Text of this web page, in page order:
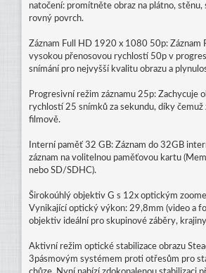
natočení: promítněte obraz na plátno,
rovný povrch.
Záznam Full HD 1920 x 1080 50p: Záznam
vysokou přenosovou rychlostí 50p v
snímání pro nejvyšší kvalitu obrazu a
Progresivní režim záznamu 25p: Zachycuje
rychlostí 25 snímků za sekundu, díky čemuž
filmově.
Interní paměť 32 GB: Záznam do 32GB
záznam na volitelnou paměťovou kartu
nebo SD/SDHC).
Širokoúhlý objektiv G s 12x optickým
Vynikající optický výkon: 29,8mm (video a
objektiv ideální pro skupinové záběry,
Aktivní režim optické stabilizace obrazu
3pásmovým systémem proti otřesům pro